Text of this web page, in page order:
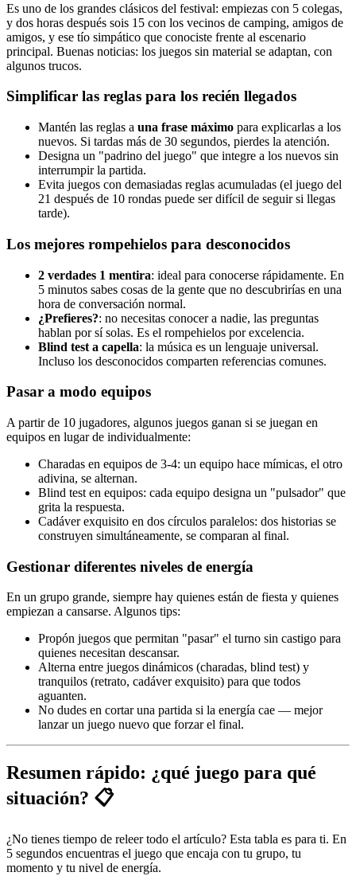
Es uno de los grandes clásicos del festival: empiezas con 5 colegas,
y dos horas después sois 15 con los vecinos de camping, amigos de
amigos, y ese tío simpático que conociste frente al escenario
principal. Buenas noticias: los juegos sin material se adaptan, con
algunos trucos.
Simplificar las reglas para los recién llegados
Mantén las reglas a una frase máximo para explicarlas a los
nuevos. Si tardas más de 30 segundos, pierdes la atención.
Designa un "padrino del juego" que integre a los nuevos sin
interrumpir la partida.
Evita juegos con demasiadas reglas acumuladas (el juego del
21 después de 10 rondas puede ser difícil de seguir si llegas
tarde).
Los mejores rompehielos para desconocidos
2 verdades 1 mentira: ideal para conocerse rápidamente. En
5 minutos sabes cosas de la gente que no descubrirías en una
hora de conversación normal.
¿Prefieres?: no necesitas conocer a nadie, las preguntas
hablan por sí solas. Es el rompehielos por excelencia.
Blind test a capella: la música es un lenguaje universal.
Incluso los desconocidos comparten referencias comunes.
Pasar a modo equipos
A partir de 10 jugadores, algunos juegos ganan si se juegan en
equipos en lugar de individualmente:
Charadas en equipos de 3-4: un equipo hace mímicas, el otro
adivina, se alternan.
Blind test en equipos: cada equipo designa un "pulsador" que
grita la respuesta.
Cadáver exquisito en dos círculos paralelos: dos historias se
construyen simultáneamente, se comparan al final.
Gestionar diferentes niveles de energía
En un grupo grande, siempre hay quienes están de fiesta y quienes
empiezan a cansarse. Algunos tips:
Propón juegos que permitan "pasar" el turno sin castigo para
quienes necesitan descansar.
Alterna entre juegos dinámicos (charadas, blind test) y
tranquilos (retrato, cadáver exquisito) para que todos
aguanten.
No dudes en cortar una partida si la energía cae — mejor
lanzar un juego nuevo que forzar el final.
Resumen rápido: ¿qué juego para qué
situación? 📋
¿No tienes tiempo de releer todo el artículo? Esta tabla es para ti. En
5 segundos encuentras el juego que encaja con tu grupo, tu
momento y tu nivel de energía.